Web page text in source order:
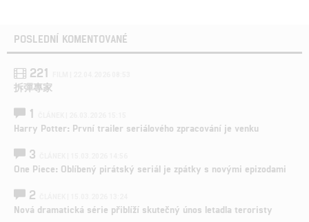
POSLEDNÍ KOMENTOVANÉ
221
拆彈專家
1
Harry Potter: První trailer seriálového zpracování je venku
3
One Piece: Oblíbený pirátský seriál je zpátky s novými epizodami
2
Nová dramatická série přiblíží skutečný únos letadla teroristy